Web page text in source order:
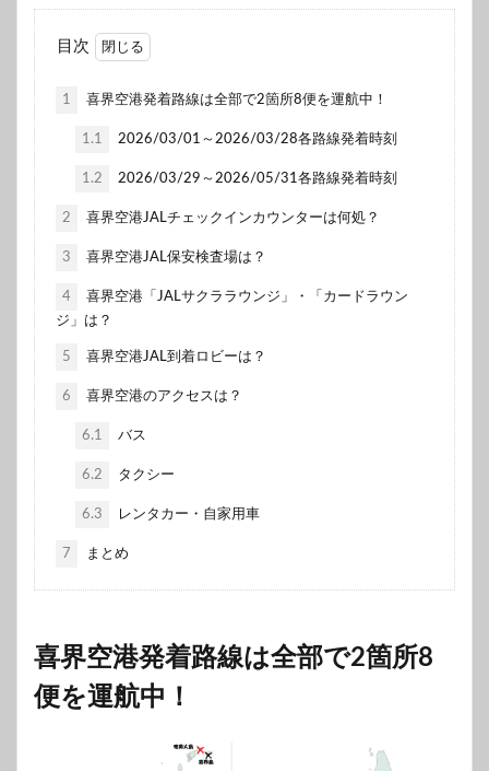
目次
1 喜界空港発着路線は全部で2箇所8便を運航中！
1.1 2026/03/01～2026/03/28各路線発着時刻
1.2 2026/03/29～2026/05/31各路線発着時刻
2 喜界空港JALチェックインカウンターは何処？
3 喜界空港JAL保安検査場は？
4
喜界空港「JALサクララウンジ」・「カードラウン
ジ」は？
5 喜界空港JAL到着ロビーは？
6 喜界空港のアクセスは？
6.1 バス
6.2 タクシー
6.3 レンタカー・自家用車
7 まとめ
喜界空港発着路線は全部で2箇所8
便を運航中！